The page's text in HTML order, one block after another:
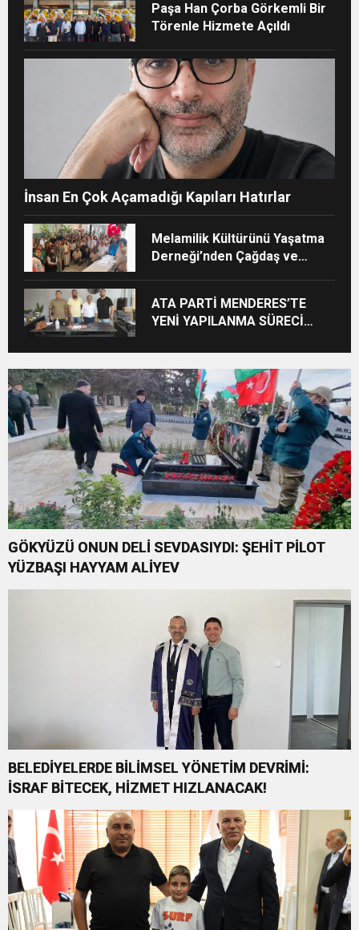
Paşa Han Çorba Görkemli Bir
Törenle Hizmete Açıldı
İnsan En Çok Açamadığı Kapıları Hatırlar
Melamilik Kültürünü Yaşatma
Derneği’nden Çağdaş ve
ATA PARTİ MENDERES’TE
YENİ YAPILANMA SÜRECİ
GÖKYÜZÜ ONUN DELİ SEVDASIYDI: ŞEHİT PİLOT
YÜZBAŞI HAYYAM ALİYEV
BELEDİYELERDE BİLİMSEL YÖNETİM DEVRİMİ:
İSRAF BİTECEK, HİZMET HIZLANACAK!